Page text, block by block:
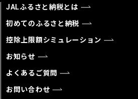
JALふるさと納税とは
初めてのふるさと納税
控除上限額シミュレーション
お知らせ
よくあるご質問
お問い合わせ